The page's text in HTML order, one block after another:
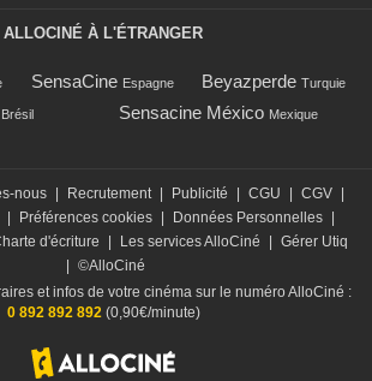
ALLOCINÉ À L'ÉTRANGER
SensaCine Espagne Beyazperde Turquie
Brésil Sensacine México Mexique
nous Recrutement Publicité CGU CGV
Préférences cookies Données Personnelles
d'écriture Les services AlloCiné
Gérer Utiq
©AlloCiné
et infos de votre cinéma sur le numéro AlloCiné :
0 892 892 892(0,90€/minute)